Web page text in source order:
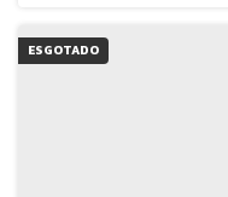
ESGOTADO